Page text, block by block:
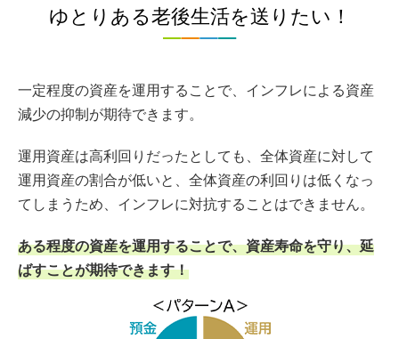
ゆとりある老後生活を送りたい！
一定程度の資産を運用することで、インフレによる資産
減少の抑制が期待できます。
運用資産は高利回りだったとしても、全体資産に対して
運用資産の割合が低いと、全体資産の利回りは低くなっ
てしまうため、インフレに対抗することはできません。
ある程度の資産を運用することで、資産寿命を守り、延
ばすことが期待できます！